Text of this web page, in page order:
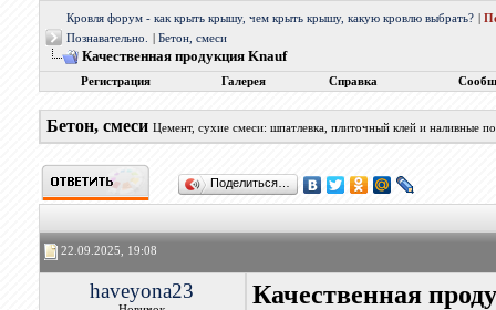
Кровля форум - как крыть крышу, чем крыть крышу, какую кровлю выбрать?
Познавательно.
Бетон, смеси
Качественная продукция Knauf
Регистрация Галерея Справка
Бетон, смеси Цемент, сухие смеси: шпатлевка, плиточный клей и наливные
Поделиться…
22.09.2025, 19:08
haveyona23 Качественная